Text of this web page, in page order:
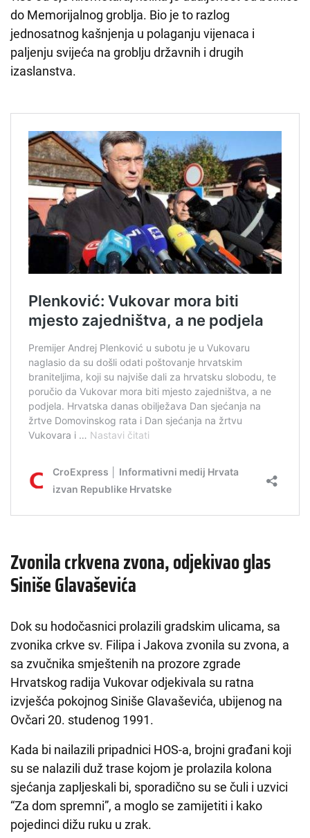
do Memorijalnog groblja. Bio je to razlog
jednosatnog kašnjenja u polaganju vijenaca i
paljenju svijeća na groblju državnih i drugih
izaslanstva.
Zvonila crkvena zvona, odjekivao glas
Siniše Glavaševića
Dok su hodočasnici prolazili gradskim ulicama, sa
zvonika crkve sv. Filipa i Jakova zvonila su zvona, a
sa zvučnika smještenih na prozore zgrade
Hrvatskog radija Vukovar odjekivala su ratna
izvješća pokojnog Siniše Glavaševića, ubijenog na
Ovčari 20. studenog 1991.
Kada bi nailazili pripadnici HOS-a, brojni građani koji
su se nalazili duž trase kojom je prolazila kolona
sjećanja zapljeskali bi, sporadično su se čuli i uzvici
“Za dom spremni”, a moglo se zamijetiti i kako
pojedinci dižu ruku u zrak.